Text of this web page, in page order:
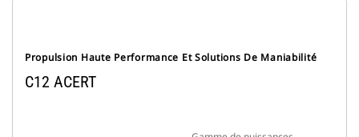
Propulsion Haute Performance Et Solutions De Maniabilité
C12 ACERT